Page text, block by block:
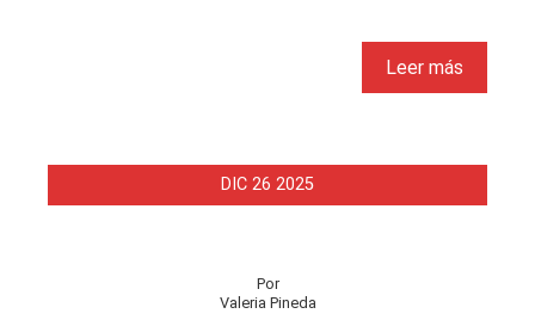
Leer más
DIC 26 2025
Por
Valeria Pineda